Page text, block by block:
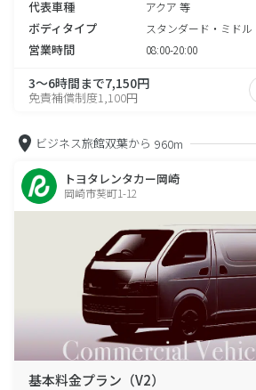
代表車種 アクア 等
ボディタイプ スタンダード・ミドル
営業時間 08:00-20:00
3～6時間まで7,150円
免責補償制度1,100円
ビジネス旅館双葉から 960m
トヨタレンタカー岡崎
岡崎市葵町1-12
基本料金プラン（V2）